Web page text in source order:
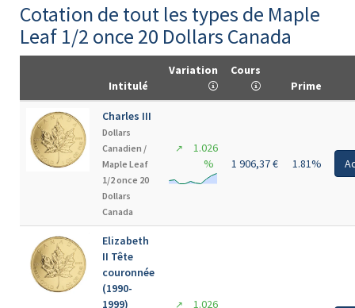
Cotation de tout les types de Maple
Leaf 1/2 once 20 Dollars Canada
Intitulé
Variation
Cours
Prime
Charles III
Dollars
Canadien /
Maple Leaf
1/2 once 20
Dollars
Canada
↗
1.026
%
1 906,37 € 1.81%
Elizabeth
II Tête
couronnée
(1990-
1999)
↗
1.026